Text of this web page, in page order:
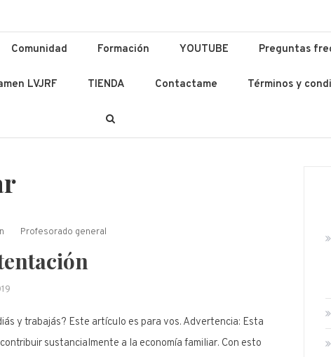
y Lenguas
Comunidad Formación YOUTUBE Preguntas
LVJRF TIENDA Contactame Términos y
Profesorado general
y trabajás? Este artículo es para vos. Advertencia: Esta
sustancialmente a la economía familiar. Con esto